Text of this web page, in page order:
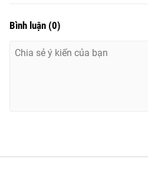
Tổng đài VTV:
Email: toasoan@vtv.vn
Bình luận (0)